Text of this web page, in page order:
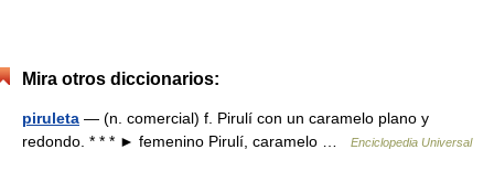
Mira otros diccionarios:
piruleta — (n. comercial) f. Pirulí con un caramelo plano y
redondo. * * * ► femenino Pirulí, caramelo …
Enciclopedia Universal